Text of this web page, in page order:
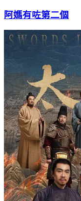
阿媽有咗第二個